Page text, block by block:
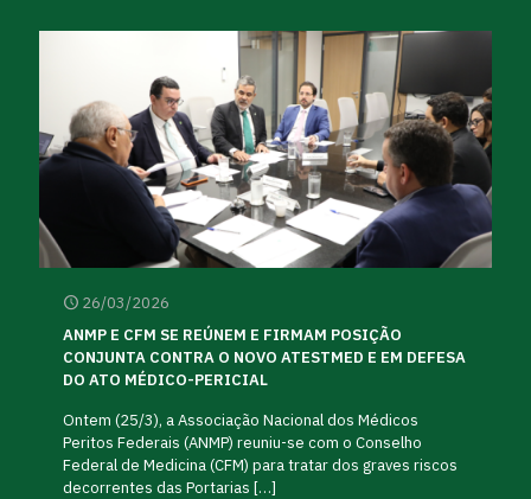
26/03/2026
ANMP E CFM SE REÚNEM E FIRMAM POSIÇÃO
CONJUNTA CONTRA O NOVO ATESTMED E EM DEFESA
DO ATO MÉDICO-PERICIAL
Ontem (25/3), a Associação Nacional dos Médicos
Peritos Federais (ANMP) reuniu-se com o Conselho
Federal de Medicina (CFM) para tratar dos graves riscos
decorrentes das Portarias […]